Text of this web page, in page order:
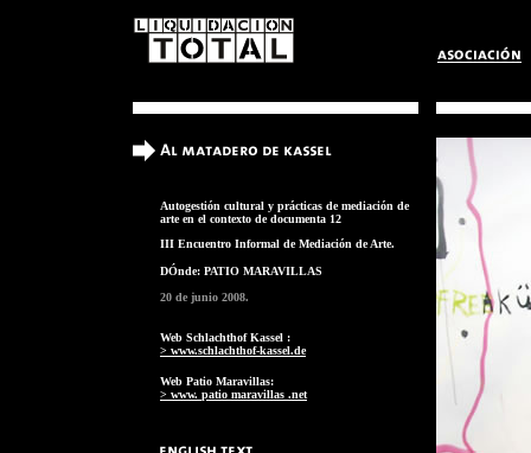
Autogestión cultural y prácticas de mediación de
arte en el contexto de documenta 12
III Encuentro Informal de Mediación de Arte.
DÓnde: PATIO MARAVILLAS
20 de junio 2008.
Web Schlachthof Kassel :
> www.schlachthof-kassel.de
Web Patio Maravillas:
> www. patio maravillas .net